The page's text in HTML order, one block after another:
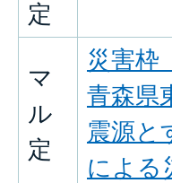
定
マ
ル
定
災害枠
青森県
震源と
による